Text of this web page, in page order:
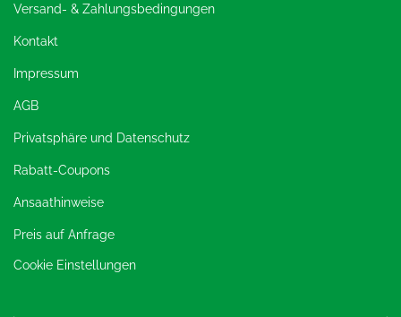
Versand- & Zahlungsbedingungen
Kontakt
Impressum
AGB
Privatsphäre und Datenschutz
Rabatt-Coupons
Ansaathinweise
Preis auf Anfrage
Cookie Einstellungen